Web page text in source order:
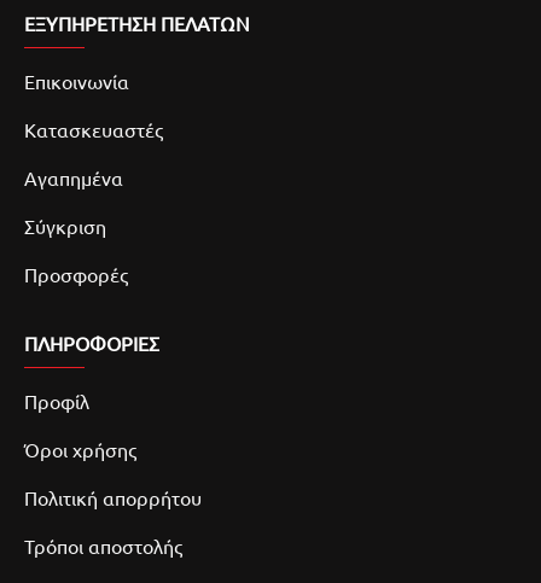
ΕΞΥΠΗΡΕΤΗΣΗ ΠΕΛΑΤΩΝ
Επικοινωνία
Κατασκευαστές
Αγαπημένα
Σύγκριση
Προσφορές
ΠΛΗΡΟΦΟΡΙΕΣ
Προφίλ
Όροι χρήσης
Πολιτική απορρήτου
Τρόποι αποστολής